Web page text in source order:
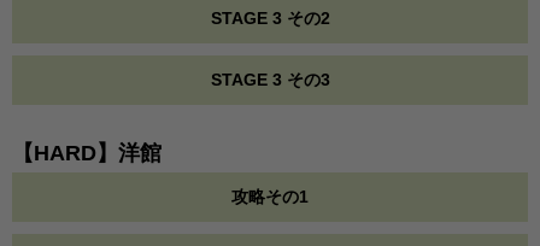
STAGE 3 その2
STAGE 3 その3
【HARD】洋館
攻略その1